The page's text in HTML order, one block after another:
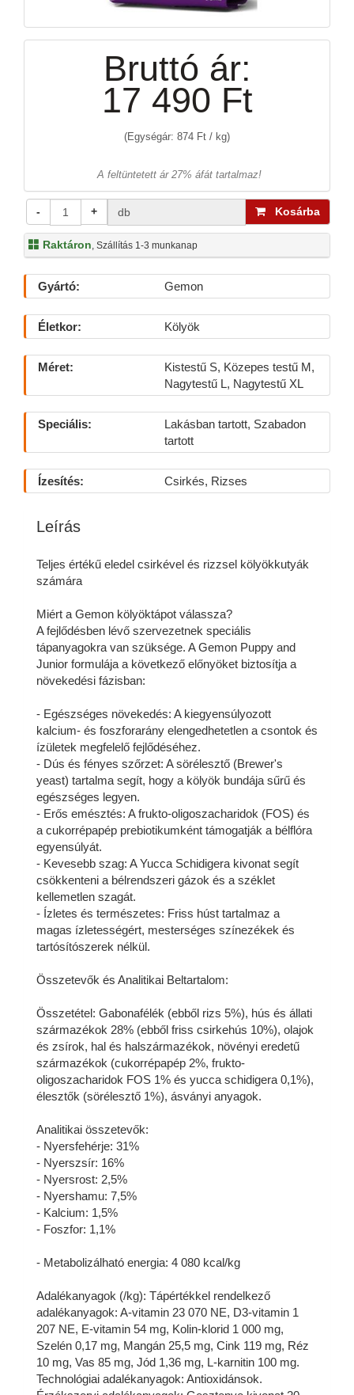
Bruttó ár:
17 490 Ft
(Egységár: 874 Ft / kg)
A feltüntetett ár 27% áfát tartalmaz!
- + db Kosárba
Raktáron, Szállítás 1-3 munkanap
Gyártó: Gemon
Életkor: Kölyök
Méret:
Kistestű S, Közepes testű M,
Nagytestű L, Nagytestű XL
Speciális:
Lakásban tartott, Szabadon
tartott
Ízesítés: Csirkés, Rizses
Leírás
Teljes értékű eledel csirkével és rizzsel kölyökkutyák
számára
Miért a Gemon kölyöktápot válassza?
A fejlődésben lévő szervezetnek speciális
tápanyagokra van szüksége. A Gemon Puppy and
Junior formulája a következő előnyöket biztosítja a
növekedési fázisban:
- Egészséges növekedés: A kiegyensúlyozott
kalcium- és foszforarány elengedhetetlen a csontok és
ízületek megfelelő fejlődéséhez.
- Dús és fényes szőrzet: A sörélesztő (Brewer's
yeast) tartalma segít, hogy a kölyök bundája sűrű és
egészséges legyen.
- Erős emésztés: A frukto-oligoszacharidok (FOS) és
a cukorrépapép prebiotikumként támogatják a bélflóra
egyensúlyát.
- Kevesebb szag: A Yucca Schidigera kivonat segít
csökkenteni a bélrendszeri gázok és a széklet
kellemetlen szagát.
- Ízletes és természetes: Friss húst tartalmaz a
magas ízletességért, mesterséges színezékek és
tartósítószerek nélkül.
Összetevők és Analitikai Beltartalom:
Összetétel: Gabonafélék (ebből rizs 5%), hús és állati
származékok 28% (ebből friss csirkehús 10%), olajok
és zsírok, hal és halszármazékok, növényi eredetű
származékok (cukorrépapép 2%, frukto-
oligoszacharidok FOS 1% és yucca schidigera 0,1%),
élesztők (sörélesztő 1%), ásványi anyagok.
Analitikai összetevők:
- Nyersfehérje: 31%
- Nyerszsír: 16%
- Nyersrost: 2,5%
- Nyershamu: 7,5%
- Kalcium: 1,5%
- Foszfor: 1,1%
- Metabolizálható energia: 4 080 kcal/kg
Adalékanyagok (/kg): Tápértékkel rendelkező
adalékanyagok: A-vitamin 23 070 NE, D3-vitamin 1
207 NE, E-vitamin 54 mg, Kolin-klorid 1 000 mg,
Szelén 0,17 mg, Mangán 25,5 mg, Cink 119 mg, Réz
10 mg, Vas 85 mg, Jód 1,36 mg, L-karnitin 100 mg.
Technológiai adalékanyagok: Antioxidánsok.